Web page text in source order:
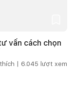
vấn cách chọn
| 6.045 lượt xem